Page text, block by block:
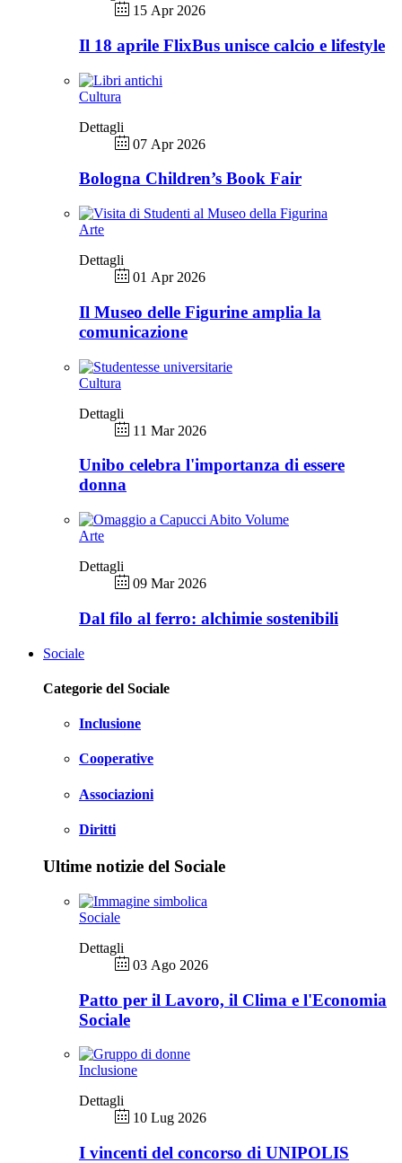
15 Apr 2026
Il 18 aprile FlixBus unisce calcio e lifestyle
Cultura
Dettagli
07 Apr 2026
Bologna Children’s Book Fair
Arte
Dettagli
01 Apr 2026
Il Museo delle Figurine amplia la
comunicazione
Cultura
Dettagli
11 Mar 2026
Unibo celebra l'importanza di essere
donna
Arte
Dettagli
09 Mar 2026
Dal filo al ferro: alchimie sostenibili
Sociale
Categorie del Sociale
Inclusione
Cooperative
Associazioni
Diritti
Ultime notizie del Sociale
Sociale
Dettagli
03 Ago 2026
Patto per il Lavoro, il Clima e l'Economia
Sociale
Inclusione
Dettagli
10 Lug 2026
I vincenti del concorso di UNIPOLIS